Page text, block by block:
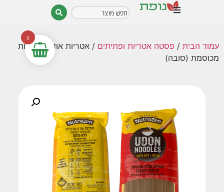
עמוד הבית / פסטה אטריות ופתיתים / אטריות אודון אורגניות
מכוסמת (סובה)
0